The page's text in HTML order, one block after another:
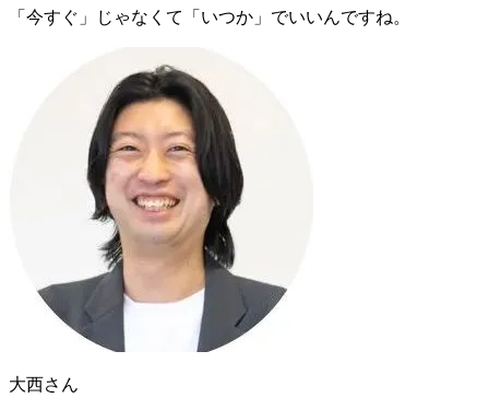
「今すぐ」じゃなくて「いつか」でいいんですね。
大西さん